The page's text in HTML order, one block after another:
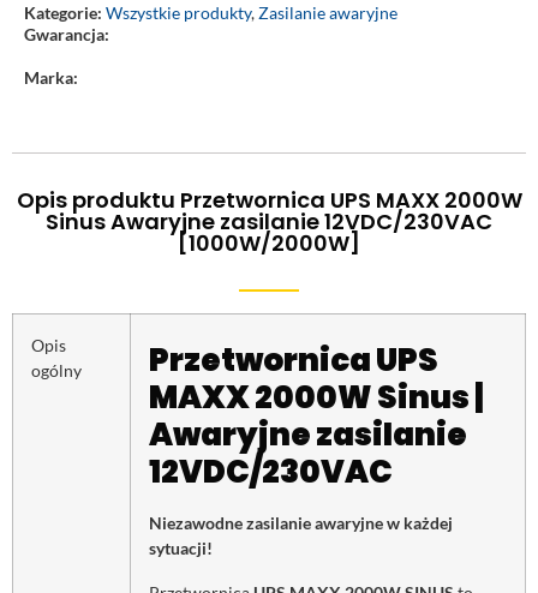
Kategorie: Wszystkie produkty,Zasilanie awaryjne
Gwarancja:
Marka:
Opis produktu Przetwornica UPS MAXX 2000W
Sinus Awaryjne zasilanie 12VDC/230VAC
[1000W/2000W]
Opis
ogólny
Przetwornica UPS
MAXX 2000W Sinus |
Awaryjne zasilanie
12VDC/230VAC
Niezawodne zasilanie awaryjne w każdej
sytuacji!